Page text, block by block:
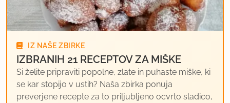
IZ NAŠE ZBIRKE
IZBRANIH 21 RECEPTOV ZA MIŠKE
Si želite pripraviti popolne, zlate in puhaste miške, ki
se kar stopijo v ustih? Naša zbirka ponuja
preverjene recepte za to priljubljeno ocvrto sladico,